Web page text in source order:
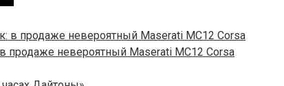
продаже невероятный Maserati MC12 Corsa